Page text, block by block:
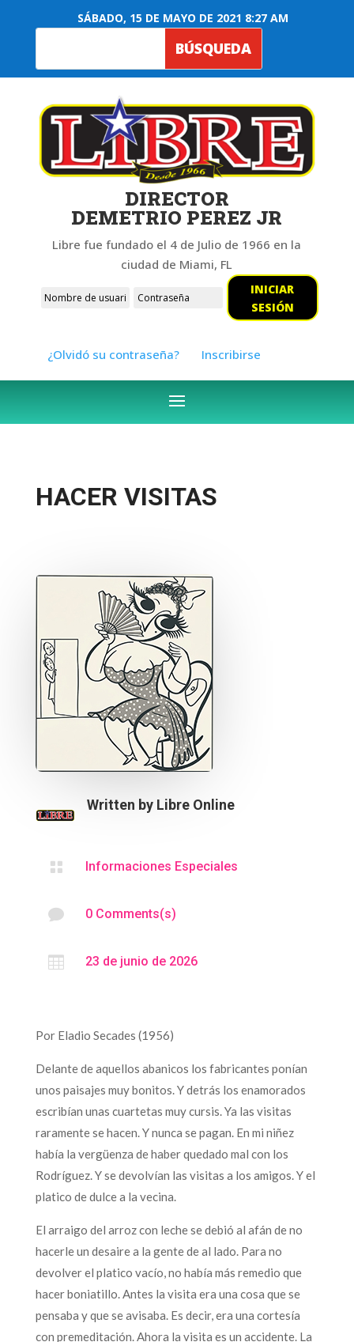
SÁBADO, 15 DE MAYO DE 2021 8:27 AM
DIRECTOR
DEMETRIO PEREZ JR
Libre fue fundado el 4 de Julio de 1966 en la
ciudad de Miami, FL
INICIAR
SESIÓN
¿Olvidó su contraseña? Inscribirse
HACER VISITAS
Written by Libre Online
 Informaciones Especiales
 0 Comments(s)
 23 de junio de 2026
Por Eladio Secades (1956)
Delante de aquellos abanicos los fabricantes ponían
unos paisajes muy bonitos. Y detrás los enamorados
escribían unas cuartetas muy cursis. Ya las visitas
raramente se hacen. Y nunca se pagan. En mi niñez
había la vergüenza de haber quedado mal con los
Rodríguez. Y se devolvían las visitas a los amigos. Y el
platico de dulce a la vecina.
El arraigo del arroz con leche se debió al afán de no
hacerle un desaire a la gente de al lado. Para no
devolver el platico vacío, no había más remedio que
hacer boniatillo. Antes la visita era una cosa que se
pensaba y que se avisaba. Es decir, era una cortesía
con premeditación. Ahora la visita es un accidente. La